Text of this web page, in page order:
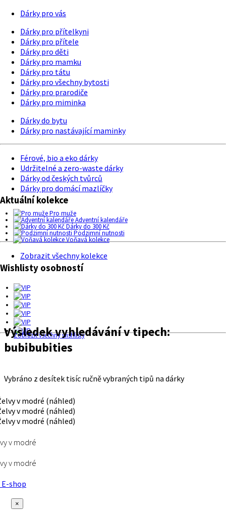
Dárky pro vás
Dárky pro přítelkyni
Dárky pro přítele
Dárky pro děti
Dárky pro mamku
Dárky pro tátu
Dárky pro všechny bytosti
Dárky pro prarodiče
Dárky pro miminka
Dárky do bytu
Dárky pro nastávající maminky
Férové, bio a eko dárky
Udržitelné a zero-waste dárky
Dárky od českých tvůrců
Dárky pro domácí mazlíčky
Aktuální kolekce
Pro muže
Adventní kalendáře
Dárky do 300 Kč
Podzimní nutnosti
Voňavá kolekce
Zobrazit všechny kolekce
Wishlisty osobností
Zobrazit všechny wishlisty
Výsledek vyhledávání v tipech:
bubibubities
Vybráno z desítek tisíc ručně vybraných tipů na dárky
v modré
v modré
shop
×